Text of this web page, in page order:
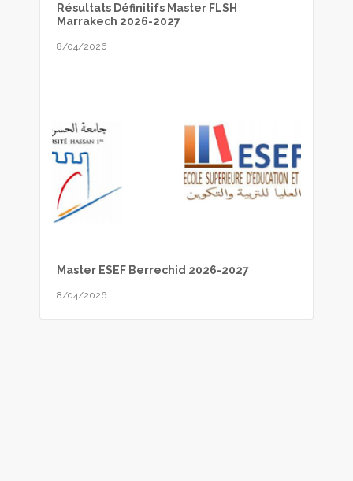
Résultats Définitifs Master FLSH
Marrakech 2026-2027
8/04/2026
Master ESEF Berrechid 2026-2027
8/04/2026